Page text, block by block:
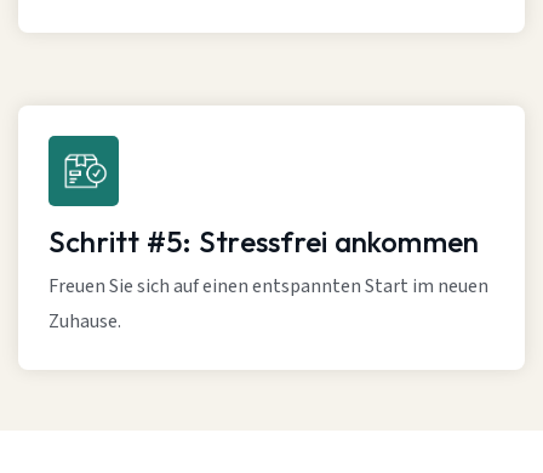
Schritt #5: Stressfrei ankommen
Freuen Sie sich auf einen entspannten Start im neuen
Zuhause.